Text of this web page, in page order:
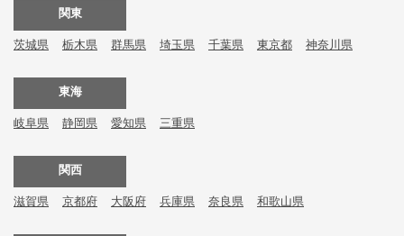
関東
茨城県 栃木県 群馬県 埼玉県 千葉県 東京都 神奈川県
東海
岐阜県 静岡県 愛知県 三重県
関西
滋賀県 京都府 大阪府 兵庫県 奈良県 和歌山県